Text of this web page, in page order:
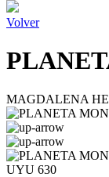
Volver
MAGDALENA
UYU 630